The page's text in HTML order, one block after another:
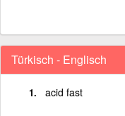
Türkisch - Englisch
acid fast